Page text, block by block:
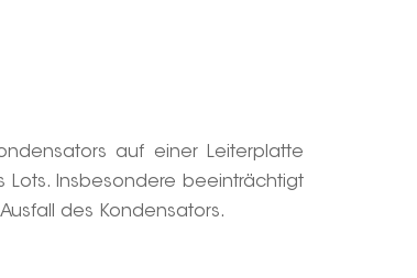
auf einer Leiterplatte
Insbesondere beeinträchtigt
des Kondensators.